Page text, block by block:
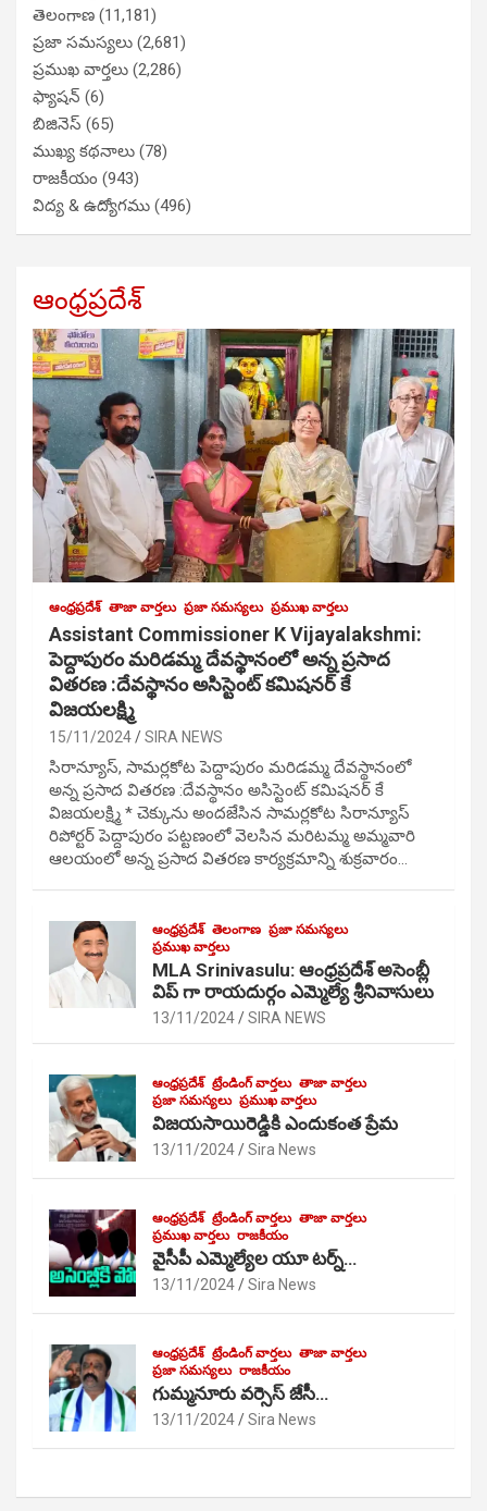
తెలంగాణ (11,181)
ప్రజా సమస్యలు (2,681)
ప్రముఖ వార్తలు (2,286)
ఫ్యాషన్ (6)
బిజినెస్ (65)
ముఖ్య కథనాలు (78)
రాజకీయం (943)
విద్య & ఉద్యోగము (496)
ఆంధ్రప్రదేశ్
ఆంధ్రప్రదేశ్ తాజా వార్తలు ప్రజా సమస్యలు ప్రముఖ వార్తలు
Assistant Commissioner K Vijayalakshmi:
పెద్దాపురం మరిడమ్మ దేవస్థానంలో అన్న ప్రసాద
వితరణ :దేవస్థానం అసిస్టెంట్ కమిషనర్ కే
విజయలక్ష్మి
15/11/2024 SIRA NEWS
సిరాన్యూస్, సామర్లకోట పెద్దాపురం మరిడమ్మ దేవస్థానంలో
అన్న ప్రసాద వితరణ :దేవస్థానం అసిస్టెంట్ కమిషనర్ కే
విజయలక్ష్మి * చెక్కును అందజేసిన సామర్లకోట సిరాన్యూస్
రిపోర్టర్ పెద్దాపురం పట్టణంలో వెలసిన మరిటమ్మ అమ్మవారి
ఆలయంలో అన్న ప్రసాద వితరణ కార్యక్రమాన్ని శుక్రవారం…
ఆంధ్రప్రదేశ్ తెలంగాణ ప్రజా సమస్యలు
ప్రముఖ వార్తలు
MLA Srinivasulu: ఆంధ్రప్రదేశ్ అసెంబ్లీ
విప్ గా రాయదుర్గం ఎమ్మెల్యే శ్రీనివాసులు
13/11/2024 SIRA NEWS
ఆంధ్రప్రదేశ్ ట్రేండింగ్ వార్తలు తాజా వార్తలు
ప్రజా సమస్యలు ప్రముఖ వార్తలు
విజయసాయిరెడ్డికి ఎందుకంత ప్రేమ
13/11/2024 Sira News
ఆంధ్రప్రదేశ్ ట్రేండింగ్ వార్తలు తాజా వార్తలు
ప్రముఖ వార్తలు రాజకీయం
వైసీపీ ఎమ్మెల్యేల యూ టర్న్…
13/11/2024 Sira News
ఆంధ్రప్రదేశ్ ట్రేండింగ్ వార్తలు తాజా వార్తలు
ప్రజా సమస్యలు రాజకీయం
గుమ్మనూరు వర్సెస్ జేసీ…
13/11/2024 Sira News